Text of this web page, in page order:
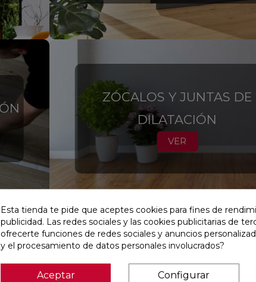
ZÓCALOS Y JUNTAS DE
DILATACIÓN
VER
PALILLERÍA PARA
Esta tienda te pide que aceptes cookies para fines de
publicidad. Las redes sociales y las cookies publicitarias de
ofrecerte funciones de redes sociales y anuncios
y el procesamiento de datos personales involucrados?
Aceptar Configurar